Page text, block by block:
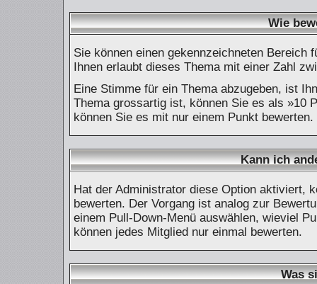
Wie
Sie können einen gekennzeichneten Bereich
Ihnen erlaubt dieses Thema mit einer Zahl
Eine Stimme für ein Thema abzugeben, ist
Thema grossartig ist, können Sie es als »10
können Sie es mit nur einem Punkt bewerten.
Kann ich
Hat der Administrator diese Option aktiviert,
bewerten. Der Vorgang ist analog zur
einem Pull-Down-Menü auswählen, wieviel
können jedes Mitglied nur einmal bewerten.
Was